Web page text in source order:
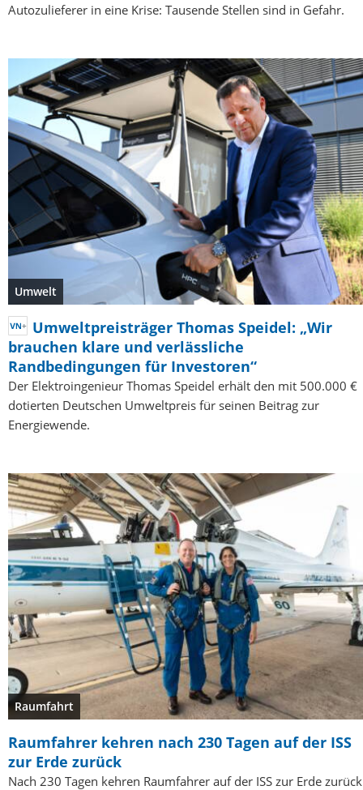
Autozulieferer in eine Krise: Tausende Stellen sind in Gefahr.
Umwelt
Umweltpreisträger Thomas Speidel: „Wir
brauchen klare und verlässliche
Randbedingungen für Investoren“
Der Elektroingenieur Thomas Speidel erhält den mit 500.000 €
dotierten Deutschen Umweltpreis für seinen Beitrag zur
Energiewende.
Raumfahrt
Raumfahrer kehren nach 230 Tagen auf der ISS
zur Erde zurück
Nach 230 Tagen kehren Raumfahrer auf der ISS zur Erde